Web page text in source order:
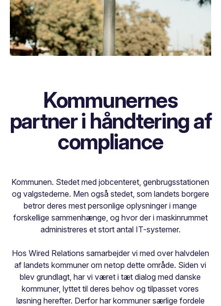
Kommunernes
partner i håndtering af
compliance
Kommunen. Stedet med jobcenteret, genbrugsstationen
og valgstederne. Men også stedet, som landets borgere
betror deres mest personlige oplysninger i mange
forskellige sammenhænge, og hvor der i maskinrummet
administreres et stort antal IT-systemer.
Hos Wired Relations samarbejder vi med over halvdelen
af landets kommuner om netop dette område. Siden vi
blev grundlagt, har vi været i tæt dialog med danske
kommuner, lyttet til deres behov og tilpasset vores
løsning herefter. Derfor har kommuner særlige fordele